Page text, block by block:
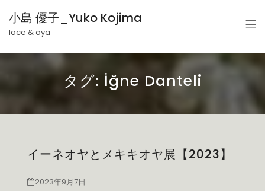
小島 優子_Yuko Kojima
lace & oya
タグ: İğne Danteli
イーネオヤとメキキオヤ展【2023】
2023年9月7日